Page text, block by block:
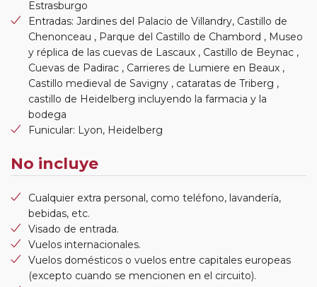
Estrasburgo
Entradas: Jardines del Palacio de Villandry, Castillo de
Chenonceau , Parque del Castillo de Chambord , Museo
y réplica de las cuevas de Lascaux , Castillo de Beynac ,
Cuevas de Padirac , Carrieres de Lumiere en Beaux ,
Castillo medieval de Savigny , cataratas de Triberg ,
castillo de Heidelberg incluyendo la farmacia y la
bodega
Funicular: Lyon, Heidelberg
No incluye
Cualquier extra personal, como teléfono, lavandería,
bebidas, etc.
Visado de entrada.
Vuelos internacionales.
Vuelos domésticos o vuelos entre capitales europeas
(excepto cuando se mencionen en el circuito).